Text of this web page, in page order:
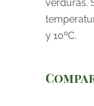
verduras.
y 10ºC.